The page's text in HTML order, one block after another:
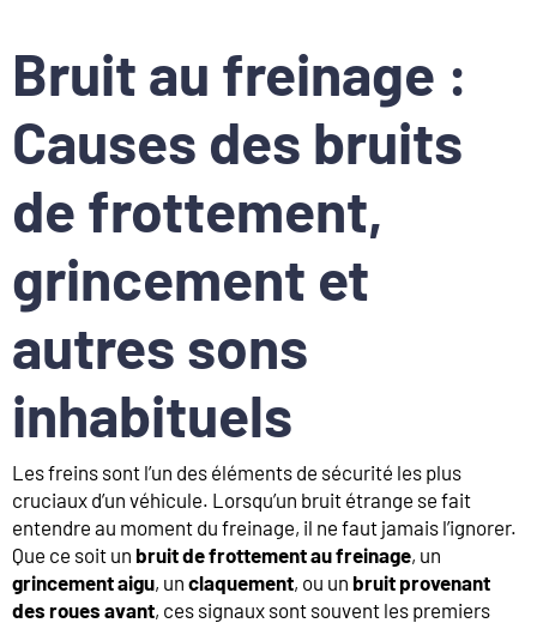
Bruit au freinage :
Causes des bruits
de frottement,
grincement et
autres sons
inhabituels
Les freins sont l’un des éléments de sécurité les plus
cruciaux d’un véhicule. Lorsqu’un bruit étrange se fait
entendre au moment du freinage, il ne faut jamais l’ignorer.
Que ce soit un bruit de frottement au freinage, un
grincement aigu, un claquement, ou un bruit provenant
des roues avant, ces signaux sont souvent les premiers